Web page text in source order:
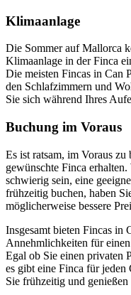
Klimaanlage
Die Sommer auf Mallorca
Klimaanlage in der Finca
Die meisten Fincas in Can
den Schlafzimmern und
Sie sich während Ihres
Buchung im Voraus
Es ist ratsam, im Voraus zu
gewünschte Finca
schwierig sein, eine
frühzeitig buchen, haben
möglicherweise bessere
Insgesamt bieten Fincas in
Annehmlichkeiten für
Egal ob Sie einen privaten
es gibt eine Finca für jeden
Sie frühzeitig und